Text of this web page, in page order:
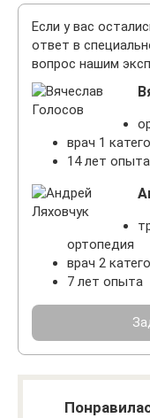
Если у вас
ответ в
вопрос нашим
врач 1
14 лет опыта
ортопедия
врач 2
7 лет опыта